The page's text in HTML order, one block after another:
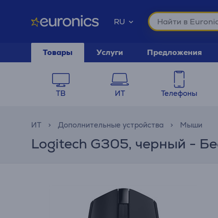
RU
Товары Услуги Предложения
ТВ ИТ Телефоны
ИТ Дополнительные устройства Мыши
Logitech G305, черный -